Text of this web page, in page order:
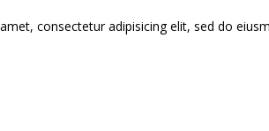
consectetur adipisicing elit, sed do